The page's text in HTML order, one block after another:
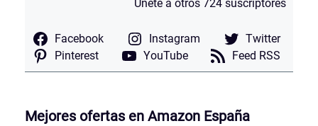
Únete a otros 724 suscriptores
Facebook Instagram
Twitter
Pinterest
YouTube Feed RSS
Mejores ofertas en Amazon España